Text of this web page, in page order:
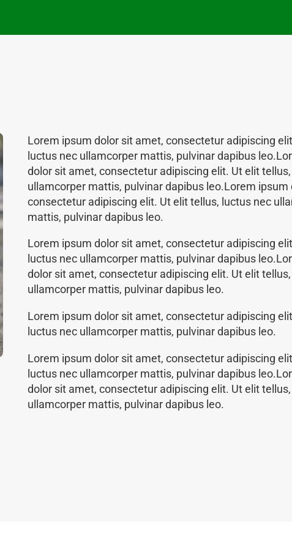
Lorem ipsum dolor sit amet, consectetur adipiscing
luctus nec ullamcorper mattis, pulvinar dapibus
dolor sit amet, consectetur adipiscing elit. Ut elit
ullamcorper mattis, pulvinar dapibus leo.Lorem ipsum
consectetur adipiscing elit. Ut elit tellus, luctus nec
mattis, pulvinar dapibus leo.
Lorem ipsum dolor sit amet, consectetur adipiscing
luctus nec ullamcorper mattis, pulvinar dapibus
dolor sit amet, consectetur adipiscing elit. Ut elit
ullamcorper mattis, pulvinar dapibus leo.
Lorem ipsum dolor sit amet, consectetur adipiscing
luctus nec ullamcorper mattis, pulvinar dapibus leo.
Lorem ipsum dolor sit amet, consectetur adipiscing
luctus nec ullamcorper mattis, pulvinar dapibus
dolor sit amet, consectetur adipiscing elit. Ut elit
ullamcorper mattis, pulvinar dapibus leo.